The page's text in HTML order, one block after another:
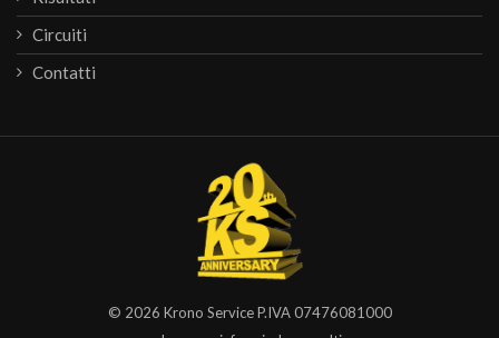
Circuiti
Contatti
© 2026 Krono ServiceP.IVA 07476081000